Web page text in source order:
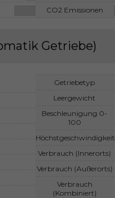
CO2 Emissionen
Getriebe)
Getriebetyp
Leergewicht
Beschleunigung 0-
100
Höchstgeschwindigkeit
Verbrauch (Innerorts)
Verbrauch (Außerorts)
Verbrauch
(Kombiniert)